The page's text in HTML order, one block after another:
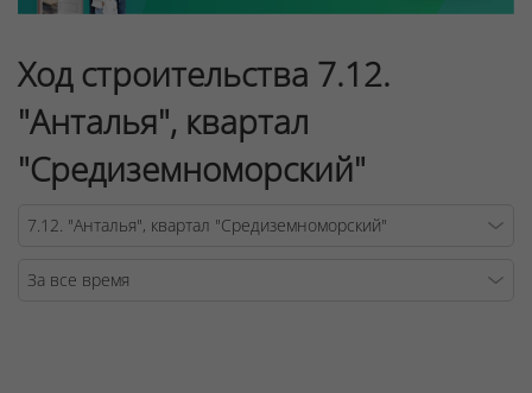
Ход строительства 7.12.
"Анталья", квартал
"Средиземноморский"